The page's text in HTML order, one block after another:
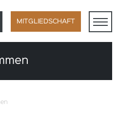
×
MITGLIEDSCHAFT